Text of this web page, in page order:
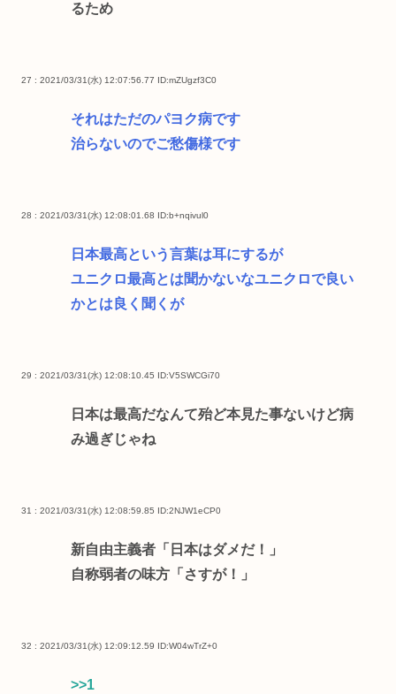
るため
27 : 2021/03/31(水) 12:07:56.77 ID:mZUgzf3C0
それはただのパヨク病です
治らないのでご愁傷様です
28 : 2021/03/31(水) 12:08:01.68 ID:b+nqivul0
日本最高という言葉は耳にするが
ユニクロ最高とは聞かないなユニクロで良い
かとは良く聞くが
29 : 2021/03/31(水) 12:08:10.45 ID:V5SWCGi70
日本は最高だなんて殆ど本見た事ないけど病
み過ぎじゃね
31 : 2021/03/31(水) 12:08:59.85 ID:2NJW1eCP0
新自由主義者「日本はダメだ！」
自称弱者の味方「さすが！」
32 : 2021/03/31(水) 12:09:12.59 ID:W04wTrZ+0
>>1